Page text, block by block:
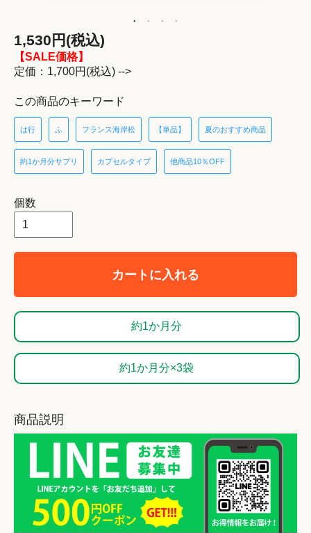
1,530円(税込)
【SALE価格】
定価：1,700円(税込) -->
この商品のキーワード
は行 ふ フランス海岸松 【単品】 夏のおすすめ商品
約1か月分サプリ カプセルタイプ 他商品10％OFF
個数
カートに入れる
約1か月分
約1か月分×3袋
商品説明